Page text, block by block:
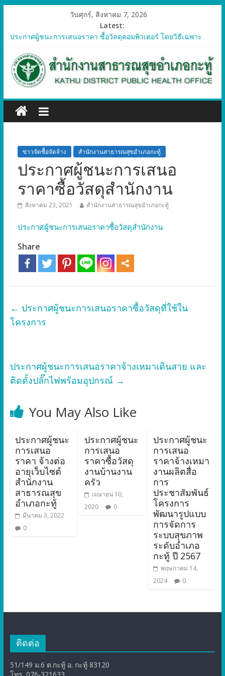
วันศุกร์, สิงหาคม 7, 2026
Latest:
ประกาศผู้ชนะการเสนอราคา ซื้อวัสดุคอมพิวเตอร์ โดยวิธีเฉพาะ
ประกาศผู้ชนะการเสนอราคา จัดซื้อวัสดุทางการแพทย์สำหรับ
โครงการป้องกันควบคุมโรคติดต่อและภัยสุขภาพในแรงงานต่างด้าว
อำเภอกะทู้ ปี 2569
เจาะจง
ประกาศผู้ชนะการเสนอรา ซื้อวัสดุงานบ้านงานครัว โดยวิธีเฉพาะ
เจาะจง
เจาะจงข่าวจัดซื้อจัดจ้าง สำนักงานสาธารณสุขอำเภอกะทู้
ประกาศผู้ชนะการเสนอ
ราคาซื้อวัสดุสำนักงาน
สิงหาคม 23, 2021 สำนักงานสาธารณสุขอำเภอกะทู้
ประกาศผู้ชนะการเสนอราคาซื้อวัสดุสำนักงาน
Share
← ประกาศผู้ชนะการเสนอราคาซื้อวัสดุที่ใช้ใน
โครงการ
ประกาศผู้ชนะการเสนอราคาจ้างเหมาเดินสาย และ
ติดตั้งปลั๊กไฟพร้อมอุปกรณ์ →
You May Also Like
ประกาศผู้ชนะ
การเสนอ
ราคา จ้างต่อ
อายุเว็บไซต์
สำนักงาน
สาธารณสุข
อำเภอกะทู้
มีนาคม 3, 2022
0
ประกาศผู้ชนะ
การเสนอ
ราคาซื้อวัสดุ
งานบ้านงาน
ครัว
เมษายน 10,
2020
0
ประกาศผู้ชนะ
การเสนอ
ราคาจ้างเหมา
งานผลิตสื่อ
การ
ประชาสัมพันธ์
โครงการ
พัฒนารูปแบบ
การจัดการ
ระบบสุขภาพ
ระดับอำเภอ
กะทู้ ปี 2567
พฤษภาคม 14,
2024
0
ติดต่อ
51/149 ม.6 ต.กะทู้ อ. กะทู้ 83120
โทร. 076-321633